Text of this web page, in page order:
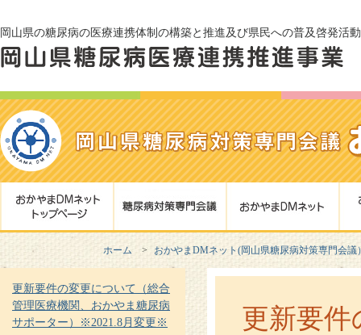
岡山県の糖尿病の医療連携体制の構築と推進及び県民への普及啓発活
ホーム おかやまDMネット(岡山県糖尿病対策専門会議
更新要件
更新要件の変更について（総合
管理医療機関、おかやま糖尿病
サポーター）※2021.8月変更※